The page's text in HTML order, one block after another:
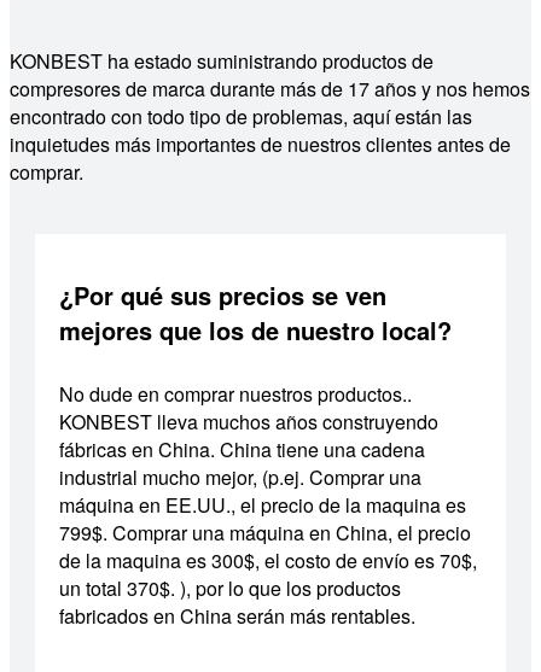
KONBEST ha estado suministrando productos de
compresores de marca durante más de 17 años y nos hemos
encontrado con todo tipo de problemas, aquí están las
inquietudes más importantes de nuestros clientes antes de
comprar.
¿Por qué sus precios se ven
mejores que los de nuestro local?
No dude en comprar nuestros productos..
KONBEST lleva muchos años construyendo
fábricas en China. China tiene una cadena
industrial mucho mejor, (p.ej. Comprar una
máquina en EE.UU., el precio de la maquina es
799$. Comprar una máquina en China, el precio
de la maquina es 300$, el costo de envío es 70$,
un total 370$. ), por lo que los productos
fabricados en China serán más rentables.